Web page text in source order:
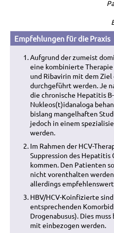
Empfehlungen für die Praxis
Aufgrund der zumeist
eine kombinierte
und Ribavirin mit dem
durchgeführt werden. Je
die chronische Hepatitis
Nukleos(t)idanaloga
bislang mangelhaften
jedoch in einem
werden.
Im Rahmen der HCV-
Suppression des Hepatitis
kommen. Den Patienten
nicht vorenthalten
allerdings
HBV/HCV-Koinfizierte
entsprechenden
Drogenabusus). Dies
mit einbezogen werden.